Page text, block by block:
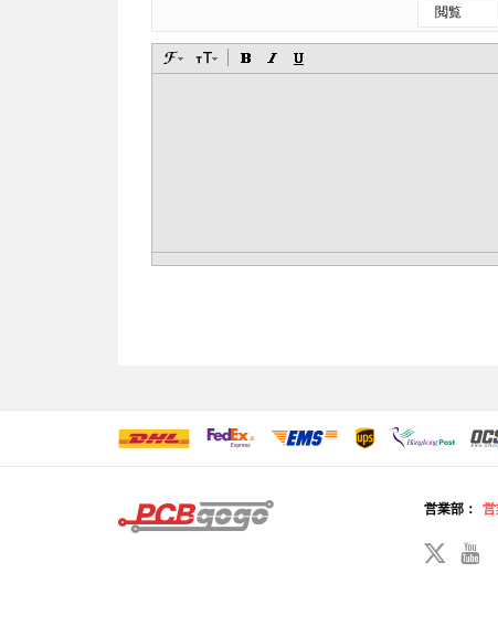
閲覧
営業部：